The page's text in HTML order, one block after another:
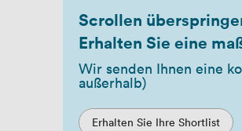
Scrollen
Erhalten Sie eine
Wir senden Ihnen eine
außerhalb)
Erhalten Sie Ihre Shortlist